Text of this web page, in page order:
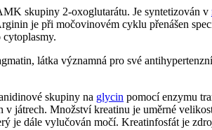
skupiny 2-oxoglutarátu. Je syntetizován v
je při močovinovém cyklu přenášen
cytoplasmy.
látka významná pro své
skupiny na glycin pomocí enzymu
játrech. Množství kreatinu je uměrné
je dále vylučován močí. Kreatinfosfát je